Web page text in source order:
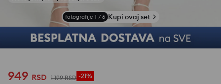
fotografije 1 / 6 Kupi ovaj set
949 RSD 1 199 RSD -21%